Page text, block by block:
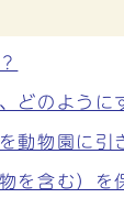
どのように
動物園に引
を含む）